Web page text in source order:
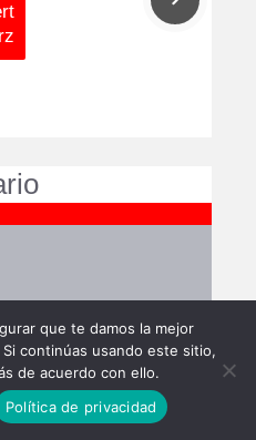
que te damos la mejor
continúas usando este sitio,
de acuerdo con ello.
Política de privacidad